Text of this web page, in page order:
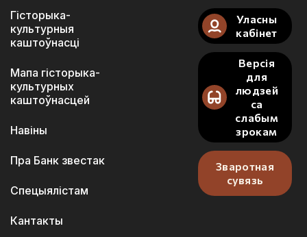
Гісторыка-
культурныя
каштоўнасці
Мапа гісторыка-
культурных
каштоўнасцей
Навіны
Пра Банк звестак
Спецыялістам
Кантакты
Уласны
кабінет
Версія
для
людзей
са
слабым
зрокам
Зваротная
сувязь